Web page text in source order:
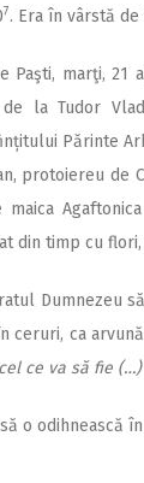
7. Era în vârstă
Paşti, marţi, 21
la Tudor
Părinte
protoiereu de
maica
din timp cu
Dumnezeu
ceruri, ca
ce va să fie
o odihnească